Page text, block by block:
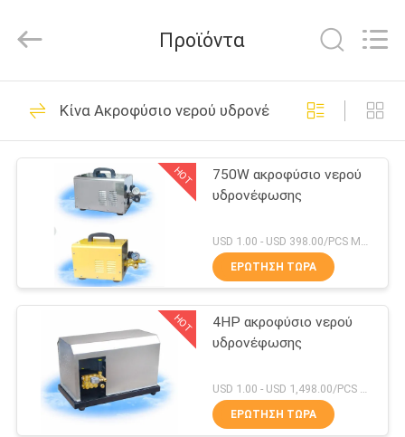
ΣΠΊΤΙ
ΠΡΟΪΌΝΤΑ
ΠΕΡΊΠΟΥ
ΕΜΕΊΣ
ΓΎΡΟΣ
ΕΡΓΟΣΤΑΣΊΩΝ
ΠΟΙΟΤΙΚΌΣ
ΈΛΕΓΧΟΣ
co,.ltd.
Εξαρτήματα πηγών
λιμνών
123
Χορεύοντας
ακροφύσια πηγών
274
Προϊόντα
Κίνα Ακροφύσιο νερού υδρονέφωσης
HOT
750W ακροφύσιο νερού
υδρονέφωσης
USD 1.00 - USD 398.00/PCS MOQ:PC 1
ΕΡΏΤΗΣΗ ΤΏΡΑ
HOT
4HP ακροφύσιο νερού
υδρονέφωσης
ΕΡΏΤΗΣΗ ΤΏΡΑ